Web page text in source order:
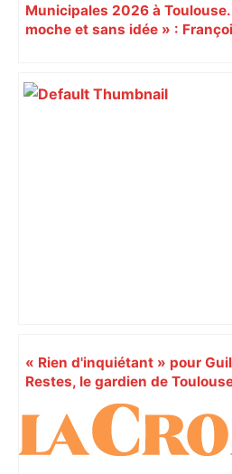
Municipales 2026 à
moche et sans idée » :
Augustins
« Rien d'inquiétant » pour
Restes, le gardien de
sa sortie à Metz – L'Équipe